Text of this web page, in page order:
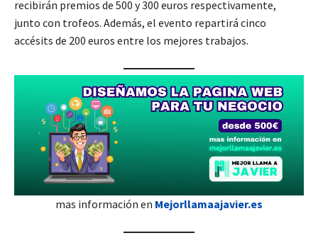
recibirán premios de 500 y 300 euros respectivamente,
junto con trofeos. Además, el evento repartirá cinco
accésits de 200 euros entre los mejores trabajos.
mas información en Mejorllamaajavier.es